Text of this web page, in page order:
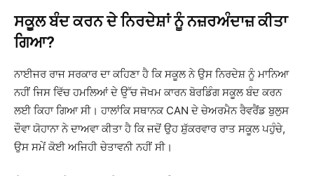
ਸਕੂਲ ਬੰਦ ਕਰਨ ਦੇ ਨਿਰਦੇਸ਼ਾਂ ਨੂੰ ਨਜ਼ਰਅੰਦਾਜ਼ ਕੀਤਾ
ਗਿਆ?
ਨਾਈਜਰ ਰਾਜ ਸਰਕਾਰ ਦਾ ਕਹਿਣਾ ਹੈ ਕਿ ਸਕੂਲ ਨੇ ਉਸ ਨਿਰਦੇਸ਼ ਨੂੰ ਮਾਨਿਆ
ਨਹੀਂ ਜਿਸ ਵਿੱਚ ਹਮਲਿਆਂ ਦੇ ਉੱਚ ਜੋਖਮ ਕਾਰਨ ਬੋਰਡਿੰਗ ਸਕੂਲ ਬੰਦ ਕਰਨ
ਲਈ ਕਿਹਾ ਗਿਆ ਸੀ। ਹਾਲਾਂਕਿ ਸਥਾਨਕ CAN ਦੇ ਚੇਅਰਮੈਨ ਰੈਵਰੈਂਡ ਬੁਲੁਸ
ਦੌਵਾ ਯੋਹਾਨਾ ਨੇ ਦਾਅਵਾ ਕੀਤਾ ਹੈ ਕਿ ਜਦੋਂ ਉਹ ਸ਼ੁੱਕਰਵਾਰ ਰਾਤ ਸਕੂਲ ਪਹੁੰਚੇ,
ਉਸ ਸਮੇਂ ਕੋਈ ਅਜਿਹੀ ਚੇਤਾਵਨੀ ਨਹੀਂ ਸੀ।